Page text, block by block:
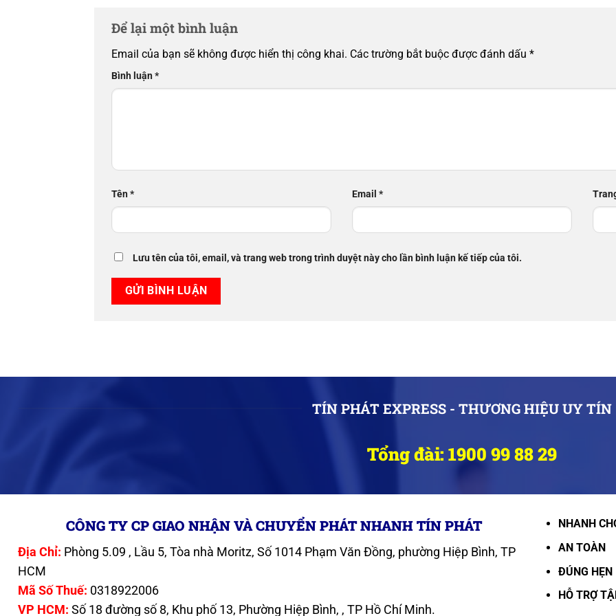
Để lại một bình luận
Email của bạn sẽ không được hiển thị công khai. Các trường bắt buộc được đánh dấu *
Bình luận*
Tên* Email *
Lưu tên của tôi, email, và trang web trong trình duyệt này cho lần bình luận kế tiếp của tôi.
TÍN PHÁT EXPRESS - THƯƠNG HIỆU UY TÍN
Tổng đài: 1900 99 88 29
CÔNG TY CP GIAO NHẬN VÀ CHUYỂN PHÁT NHANH TÍN PHÁT
Địa Chỉ: Phòng 5.09 , Lầu 5, Tòa nhà Moritz, Số 1014 Phạm Văn Đồng, phường Hiệp Bình, TP
HCM
Mã Số Thuế: 0318922006
VP HCM: Số 18 đường số 8, Khu phố 13, Phường Hiệp Bình, , TP Hồ Chí Minh.
NHANH
AN TOÀN
ĐÚNG HẸN
HỖ TRỢ